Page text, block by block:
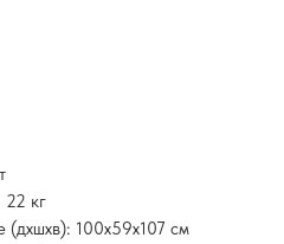
кг
(дхшхв): 100х59х107 см